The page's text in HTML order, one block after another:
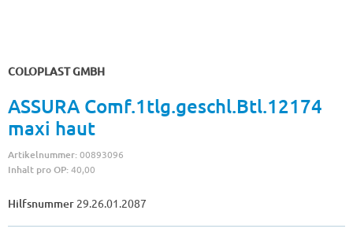
COLOPLAST GMBH
ASSURA Comf.1tlg.geschl.Btl.12174
maxi haut
Artikelnummer:00893096
Inhalt pro OP:40,00
Hilfsnummer 29.26.01.2087